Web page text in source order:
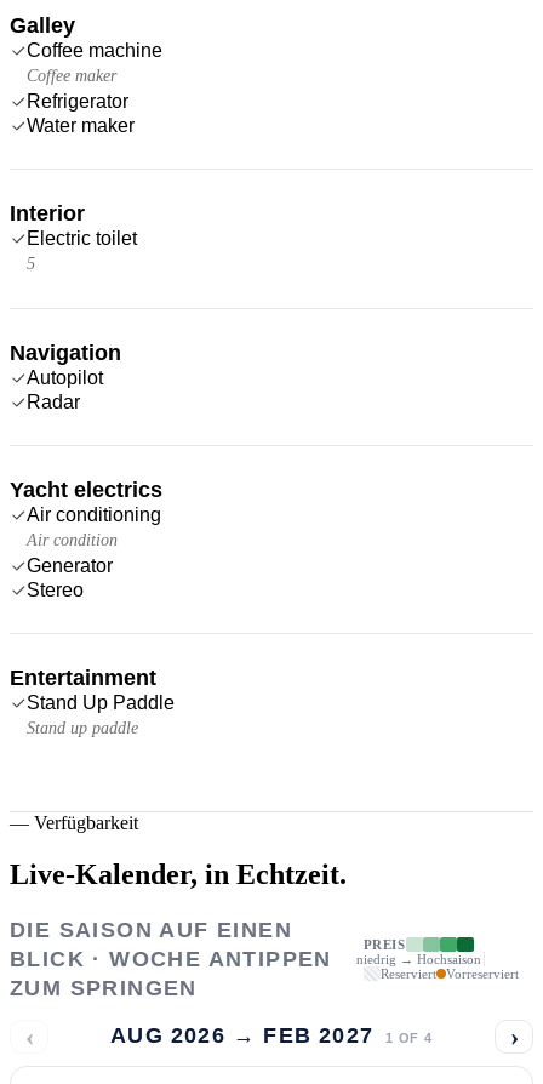
Galley
Coffee machine
Coffee maker
Refrigerator
Water maker
Interior
Electric toilet
5
Navigation
Autopilot
Radar
Yacht electrics
Air conditioning
Air condition
Generator
Stereo
Entertainment
Stand Up Paddle
Stand up paddle
— Verfügbarkeit
Live-Kalender, in Echtzeit.
DIE SAISON AUF EINEN
BLICK · WOCHE ANTIPPEN
ZUM SPRINGEN
PREIS
niedrig → Hochsaison
Reserviert
Vorreserviert
‹ AUG 2026 → FEB 2027 1 OF 4 ›